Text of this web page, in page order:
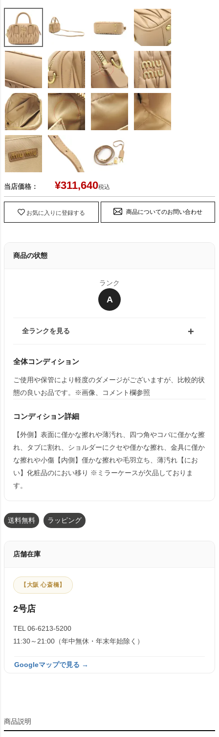
当店価格： ¥311,640税込
お気に入りに登録する 商品についてのお問い合わせ
商品の状態
ランク
A
全ランクを見る
全体コンディション
ご使用や保管により軽度のダメージがございますが、比較的状
態の良いお品です。※画像、コメント欄参照
コンディション詳細
【外側】表面に僅かな擦れや薄汚れ、四つ角やコバに僅かな擦
れ、タブに割れ、ショルダーにクセや僅かな擦れ、金具に僅か
な擦れや小傷【内側】僅かな擦れや毛羽立ち、薄汚れ【にお
い】化粧品のにおい移り ※ミラーケースが欠品しておりま
す。
送料無料 ラッピング
店舗在庫
【大阪 心斎橋】
2号店
TEL 06-6213-5200
11:30～21:00（年中無休・年末年始除く）
Googleマップで見る →
商品説明